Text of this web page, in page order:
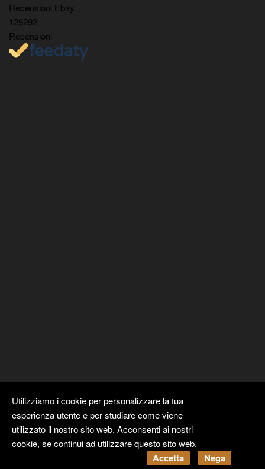
Recensioni Ebay
129292
Recensioni
Copyright © Kyuubi Cloud SolutionbySTUDIO 99. Tutti i diritti
Utilizziamo i cookie per personalizzare la tua
esperienza utente e per studiare come viene
utilizzato il nostro sito web. Acconsenti ai nostri
cookie, se continui ad utilizzare questo sito web.
Accetta Nega